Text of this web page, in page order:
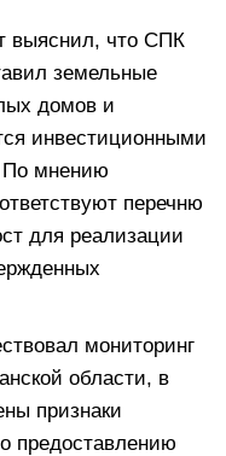
выяснил, что СПК
земельные
домов и
инвестиционными
По мнению
перечню
для реализации
мониторинг
области, в
признаки
предоставлению